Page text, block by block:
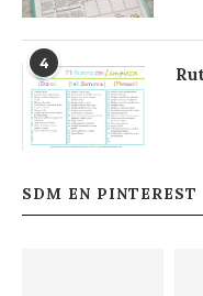
4
SDM EN PINTEREST